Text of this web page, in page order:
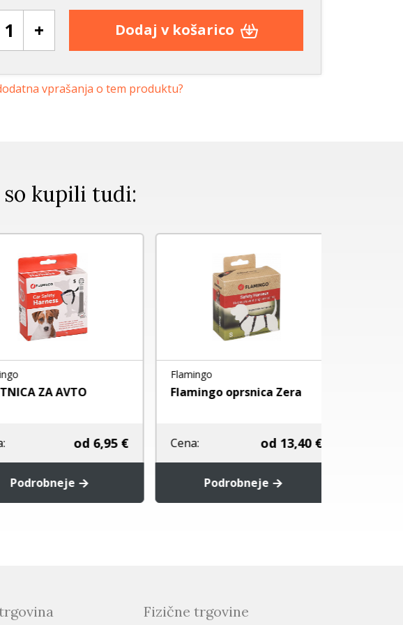
+ Dodaj v košarico
vprašanja o tem produktu?
kupili tudi:
ZA AVTO
6,95 €
Flamingo
Flamingo oprsnica Zera
Cena: 13,40 €
Podrobneje
Fizične trgovine